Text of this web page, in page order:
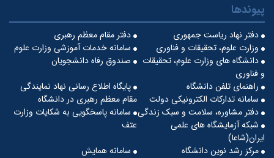
پیوندها
دفتر مقام معظم رهبری
دفتر نهاد ریاست جمهوری
سامانه خدمات آموزشی وزارت علوم
وزارت علوم، تحقیقات و فناوری
صندوق رفاه دانشجویان
دانشگاه های وزارت علوم، تحقیقات
و فناوری
پایگاه اطلاع رسانی نهاد نمایندگی
مقام معظم رهبری در دانشگاه
راهنمای تلفن دانشگاه
سامانه تدارکات الکترونیکی دولت
سامانه پاسخگویی به شکایات وزارت
عتف
دفتر مشاوره، سلامت و سبک زندگی
شبکه آزمایشگاه های علمی
ایران(شاعا)
سامانه همایش
مرکز رشد نوین دانشگاه